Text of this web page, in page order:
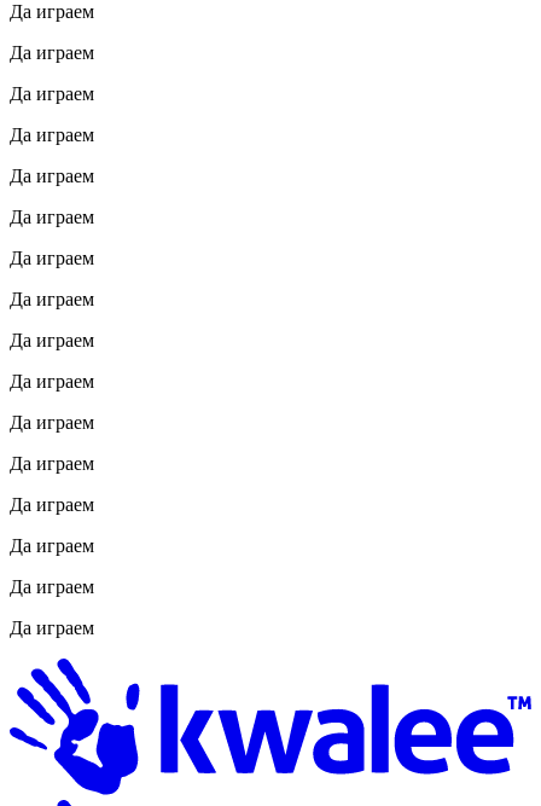
Да играем
Да играем
Да играем
Да играем
Да играем
Да играем
Да играем
Да играем
Да играем
Да играем
Да играем
Да играем
Да играем
Да играем
Да играем
Да играем